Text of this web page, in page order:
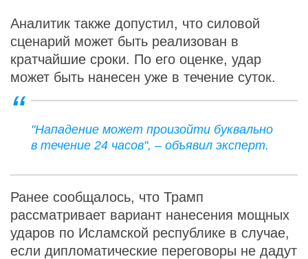
Аналитик также допустил, что силовой
сценарий может быть реализован в
кратчайшие сроки. По его оценке, удар
может быть нанесен уже в течение суток.
"Нападение может произойти буквально
в течение 24 часов", – объявил эксперт.
Ранее сообщалось, что Трамп
рассматривает вариант нанесения мощных
ударов по Исламской республике в случае,
если дипломатические переговоры не дадут